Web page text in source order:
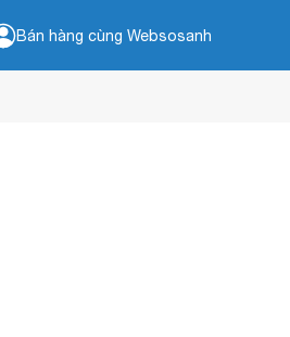
Bán hàng cùng Websosanh